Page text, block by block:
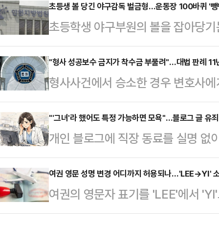
당한 보상 범위를 지나치게 제한한
력의 가치를 임금 보전에만 한정하
려 복무자에게 불이익을 주는 역차
일 법조계에 따르면 서울행정법원
인권위원회를 상대로 낸 진정신청
결했다. 앞서 A씨는 …
초등생 볼 당긴 야구감독 벌금형…운동장 100바퀴 '
초등학생 야구부원의 볼을 잡아당
넘겨진 30대 야구부 감독이 벌금
동장 100바퀴를 돌도록 지시하는
의 대상으로 볼 수 없다는 판단도
이뤄졌다면 신체적 학대에 해당할
그쳤다면 통상적인 훈육의 범주로
에 따르면 인천지법 형사2단독 김
범죄의 처벌 등에 관한 …
"형사 성공보수 금지가 착수금 부풀려"…대법 판례
형사사건에서 승소한 경우 변호사
판단이 나왔다. 변호사 성공보수를
11년 만이다. 법조계에선 이번 판
의 재검토 필요성이 제기된다는 평
착수금 중심의 기형적 비용 구조가
론의 질 저하로 이어졌다는 지적이
민사항소1-3부(당시 재판부 최성
일 A 법무법인이 B씨 등을…
"'그녀'라 했어도 특정 가능하면 모욕"…블로그 글 유
개인 블로그에 직장 동료를 실명 없
난하는 글을 올린 경우에도 특정 인
수 있다는 법원 판단이 나왔다. 법
미 여부를 중시한 판결이자, 온라인
충족될 경우 모욕죄가 충분히 성립
여권 영문 성명 변경 어디까지 허용되나…'LEE→YI'
여권의 영문자 표기를 'LEE'에서
부의 처분은 정당하다는 법원 판단